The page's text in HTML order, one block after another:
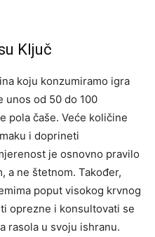
Ključ
koju konzumiramo igra
unos od 50 do 100
pola čaše. Veće količine
i doprineti
je osnovno pravilo
a ne štetnom. Također,
poput visokog krvnog
oprezne i konsultovati se
rasola u svoju ishranu.